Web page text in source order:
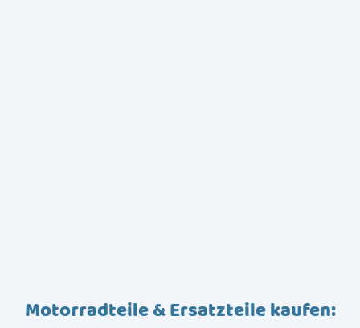
Motorradteile & Ersatzteile kaufen: